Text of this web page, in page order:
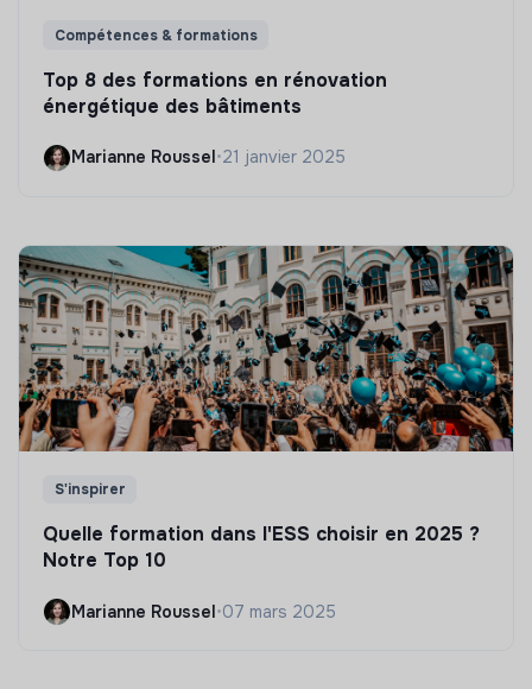
Compétences & formations
Top 8 des formations en rénovation
énergétique des bâtiments
Marianne Roussel•21 janvier 2025
S'inspirer
Quelle formation dans l'ESS choisir en 2025 ?
Notre Top 10
Marianne Roussel•07 mars 2025